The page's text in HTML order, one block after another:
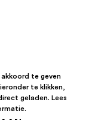
te geven
te klikken,
geladen. Lees